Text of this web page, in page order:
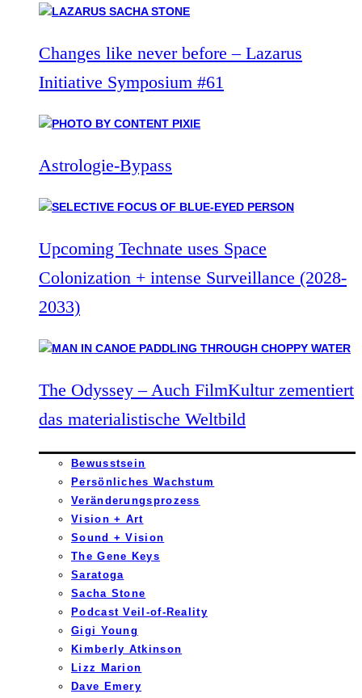
Changes like never before – Lazarus
Initiative Symposium #61
Astrologie-Bypass
Upcoming Technate uses Space
Colonization + intense Surveillance (2028-
2033)
The Odyssey – Auch FilmKultur zementiert
das materialistische Weltbild
Bewusstsein
Persönliches Wachstum
Veränderungsprozess
Vision + Art
Sound + Vision
The Gene Keys
Saratoga
Sacha Stone
Podcast Veil-of-Reality
Gigi Young
Kimberly Atkinson
Lizz Marion
Dave Emery